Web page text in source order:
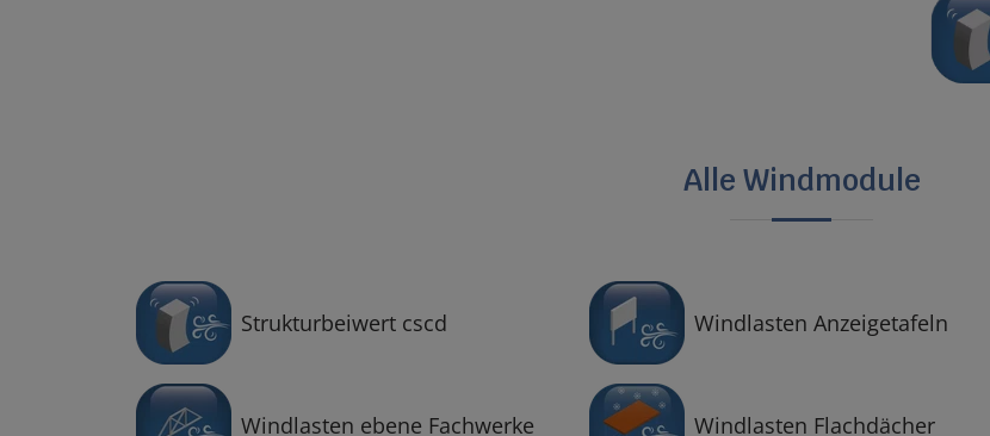
Alle Windmodule
Strukturbeiwert cscd Windlasten Anzeigetafeln
Windlasten ebene Fachwerke Windlasten Flachdächer